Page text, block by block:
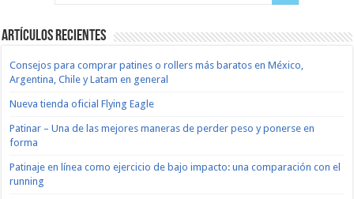
Artículos recientes
Consejos para comprar patines o rollers más baratos en México,
Argentina, Chile y Latam en general
Nueva tienda oficial Flying Eagle
Patinar – Una de las mejores maneras de perder peso y ponerse en
forma
Patinaje en línea como ejercicio de bajo impacto: una comparación con el
running